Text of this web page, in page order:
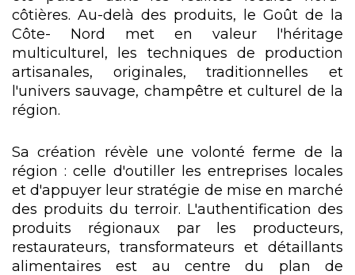
côtières. Au-delà des produits, le Goût de la
Côte- Nord met en valeur l'héritage
multiculturel, les techniques de production
artisanales, originales, traditionnelles et
l'univers sauvage, champêtre et culturel de la
région.
Sa création révèle une volonté ferme de la
région : celle d'outiller les entreprises locales
et d'appuyer leur stratégie de mise en marché
des produits du terroir. L'authentification des
produits régionaux par les producteurs,
restaurateurs, transformateurs et détaillants
alimentaires est au centre du plan de